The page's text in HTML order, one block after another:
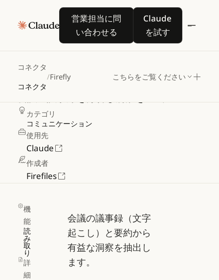
営業担当に問
い合わせる
営業担当に問い合わせる
Claude
を試す
Claude を試す
コネクタ
コネクタ
/Firefly こちらをご覧ください
Firefly
カテゴリ
コミュニケーション
使用先
Claude
作成者
Firefiles
機
能
読
み
取
り
詳
細
会議の議事録（文字
起こし）と要約から
有益な洞察を抽出し
ます。